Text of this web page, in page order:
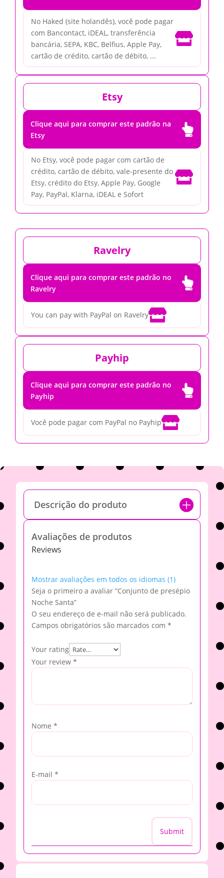
No Haked (site holandês), você pode pagar
com Bancontact, iDEAL, transferência
bancária, SEPA, KBC, Belfius, Apple Pay,
cartão de crédito, cartão de débito, ...

Etsy
Clique aqui para comprar este padrão na
Etsy

No Etsy, você pode pagar com cartão de
crédito, cartão de débito, vale-presente do
Etsy, crédito do Etsy, Apple Pay, Google
Pay, PayPal, Klarna, iDEAL e Sofort

Ravelry
Clique aqui para comprar este padrão no
Ravelry

You can pay with PayPal on Ravelry
Payhip
Clique aqui para comprar este padrão no
Payhip

Você pode pagar com PayPal no Payhip
Descrição do produto
Avaliações de produtos
Reviews
Mostrar avaliações em todos os idiomas (1)
Seja o primeiro a avaliar “Conjunto de presépio
Noche Santa”
O seu endereço de e-mail não será publicado.
Campos obrigatórios são marcados com *
Your rating
Your review *
Nome *
E-mail *
Submit